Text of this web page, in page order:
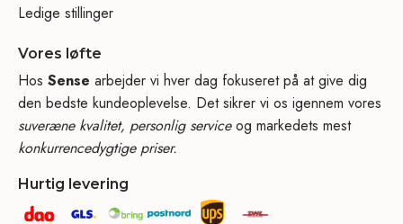
Ledige stillinger
Vores løfte
Hos Sense arbejder vi hver dag fokuseret på at give dig
den bedste kundeoplevelse. Det sikrer vi os igennem vores
suveræne kvalitet, personlig serviceog markedets mest
konkurrencedygtige priser.
Hurtig levering